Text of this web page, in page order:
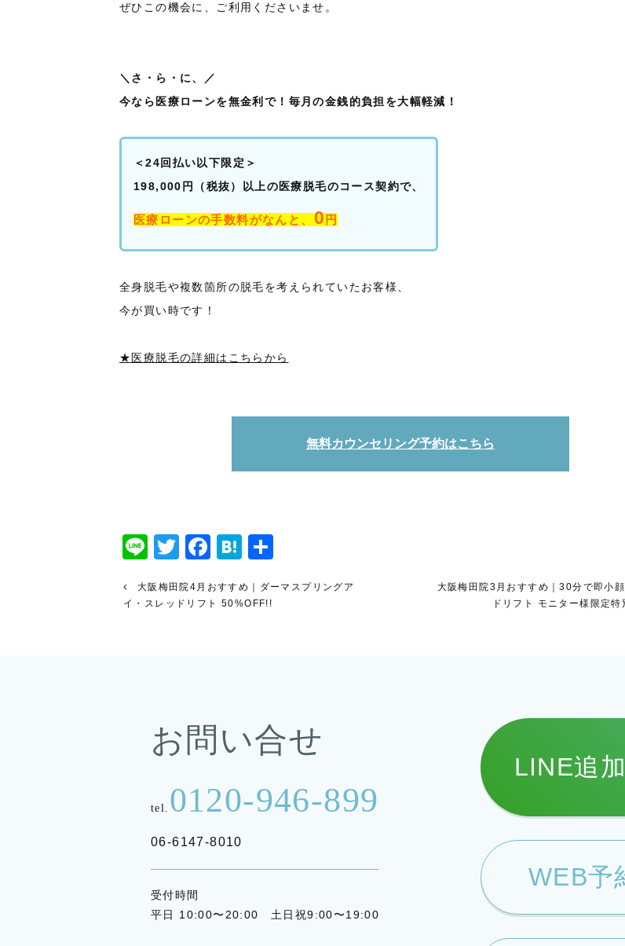
ぜひこの機会に、ご利用くださいませ。
＼さ・ら・に、／
今なら医療ローンを無金利で！毎月の金銭的負担を大幅軽減！
＜24回払い以下限定＞
198,000円（税抜）以上の医療脱毛のコース契約で、
医療ローンの手数料がなんと、 0円
全身脱毛や複数箇所の脱毛を考えられていたお客様、
今が買い時です！
★医療脱毛の詳細はこちらから
無料カウンセリング予約はこちら
LineTwitter
Facebook
Hatena
大阪梅田院4月おすすめ｜ダーマスプリングア
イ・スレッドリフト 50%OFF!!
大阪梅田院3月おすすめ｜30分で即小
ドリフト モニター様限定特
お問い合せ
tel. 0120-946-899
06-6147-8010
受付時間
平日 10:00〜20:00 土日祝9:00〜19:00
LINE追加
WEB予